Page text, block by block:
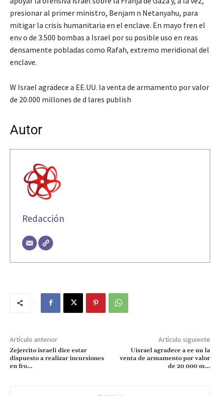
presionar al primer ministro, Benjam n Netanyahu, para
mitigar la crisis humanitaria en el enclave. En mayo fren el
env o de 3.500 bombas a Israel por su posible uso en reas
densamente pobladas como Rafah, extremo meridional del
enclave.
W Israel agradece a EE.UU. la venta de armamento por valor
de 20.000 millones de d lares publish
Autor
Redacción
Artículo anterior
Zejercito israeli dice estar
dispuesto a realizar incursiones
en fro…
Artículo siguiente
Uisrael agradece a ee uu la
venta de armamento por valor
de 20 000 m…